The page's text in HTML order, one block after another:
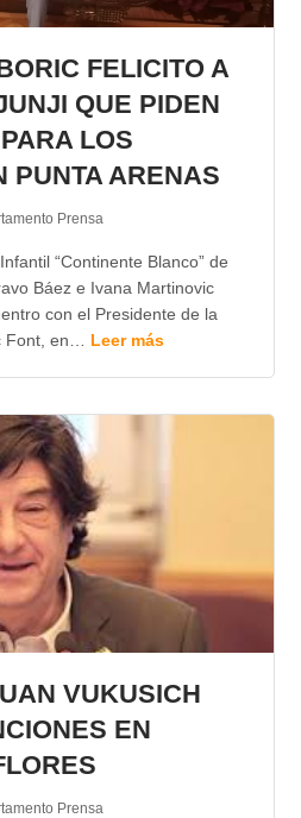
FELICITO A
QUE PIDEN
LOS
PUNTA ARENAS
Prensa
“Continente Blanco” de
Báez e Ivana Martinovic
con el Presidente de la
Font, en… Leer más
VUKUSICH
EN
Prensa